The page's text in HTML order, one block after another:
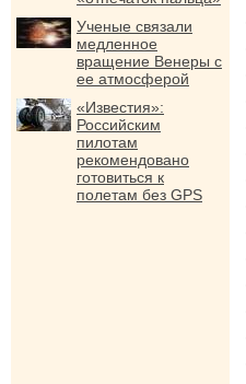
Ученые связали
медленное
вращение Венеры с
ее атмосферой
«Известия»:
Российским
пилотам
рекомендовано
готовиться к
полетам без GPS